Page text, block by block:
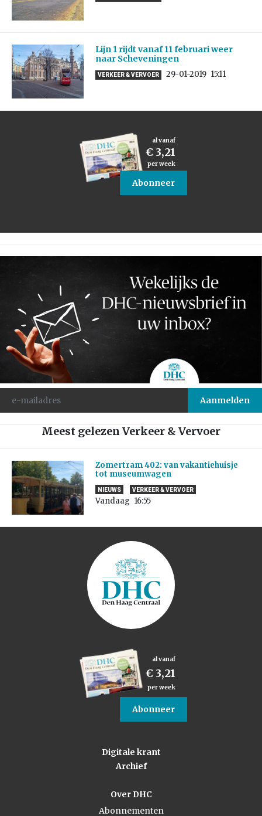
Lijn 1 rijdt vanaf 11 februari weer
naar Scheveningen
VERKEER & VERVOER 29-01-2019 15:11
al vanaf
€ 3,21
per week
Abonneer
Meest gelezen Verkeer & Vervoer
Zomertram 402: van vakantiehuisje
tot museumwagen
NIEUWS VERKEER & VERVOER
Vandaag 16:55
al vanaf
€ 3,21
per week
Abonneer
Digitale krant
Archief
Over DHC
Abonnementen